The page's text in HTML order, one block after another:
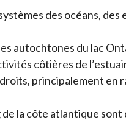
des océans,
autochtones du lac
côtières de
principalement
la côte atlantique